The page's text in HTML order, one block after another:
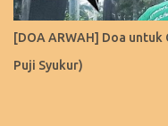
[DOA ARWAH] Doa
Puji Syukur)